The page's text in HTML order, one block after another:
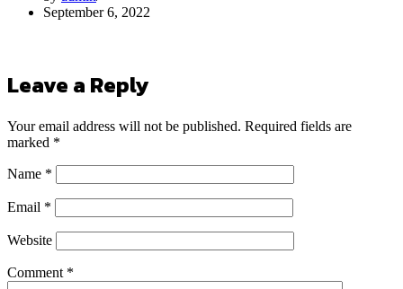
September 6, 2022
Leave a Reply
Your email address will not be published. Required fields are
marked *
Name *
Email *
Website
Comment *